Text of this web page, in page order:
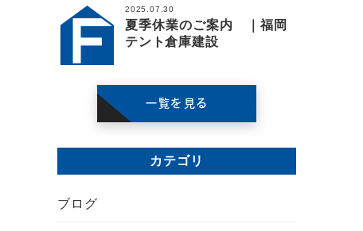
2025.07.30
夏季休業のご案内 ｜福岡
テント倉庫建設
一覧を見る
カテゴリ
ブログ